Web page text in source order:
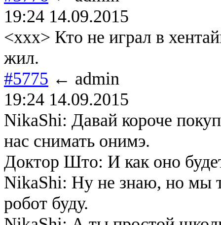
19:24 14.09.2015
<xxx> Кто не играл в
жил.
#5775 ← admin
19:24 14.09.2015
NikaShi: Давай короче
нас снимать онимэ.
Доктор Што: И как оно
NikaShi: Ну не знаю, но мы
робот буду.